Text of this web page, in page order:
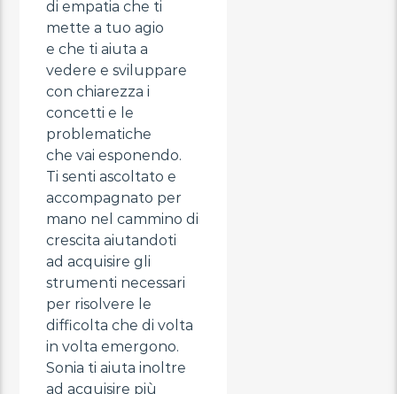
di empatia che ti
mette a tuo agio
e che ti aiuta a
vedere e sviluppare
con chiarezza i
concetti e le
problematiche
che vai esponendo.
Ti senti ascoltato e
accompagnato per
mano nel cammino di
crescita aiutandoti
ad acquisire gli
strumenti necessari
per risolvere le
difficolta che di volta
in volta emergono.
Sonia ti aiuta inoltre
ad acquisire più